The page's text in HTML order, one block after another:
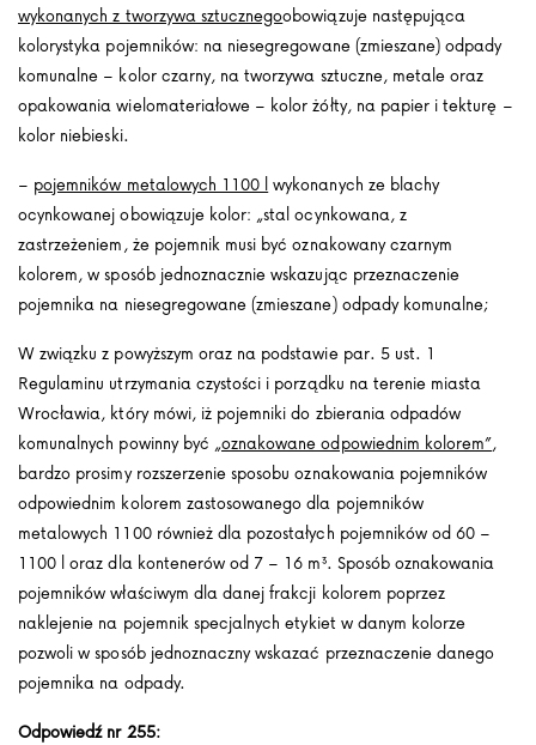
wykonanych z tworzywa sztucznegoobowiązuje następująca
kolorystyka pojemników: na niesegregowane (zmieszane) odpady
komunalne – kolor czarny, na tworzywa sztuczne, metale oraz
opakowania wielomateriałowe – kolor żółty, na papier i tekturę –
kolor niebieski.
– pojemników metalowych 1100 lwykonanych ze blachy
ocynkowanej obowiązuje kolor: „stal ocynkowana, z
zastrzeżeniem, że pojemnik musi być oznakowany czarnym
kolorem, w sposób jednoznacznie wskazując przeznaczenie
pojemnika na niesegregowane (zmieszane) odpady komunalne;
W związku z powyższym oraz na podstawie par. 5 ust. 1
Regulaminu utrzymania czystości i porządku na terenie miasta
Wrocławia, który mówi, iż pojemniki do zbierania odpadów
komunalnych powinny być „oznakowane odpowiednim kolorem”,
bardzo prosimy rozszerzenie sposobu oznakowania pojemników
odpowiednim kolorem zastosowanego dla pojemników
metalowych 1100 również dla pozostałych pojemników od 60 –
1100 l oraz dla kontenerów od 7 – 16 m³. Sposób oznakowania
pojemników właściwym dla danej frakcji kolorem poprzez
naklejenie na pojemnik specjalnych etykiet w danym kolorze
pozwoli w sposób jednoznaczny wskazać przeznaczenie danego
pojemnika na odpady.
Odpowiedź nr 255: